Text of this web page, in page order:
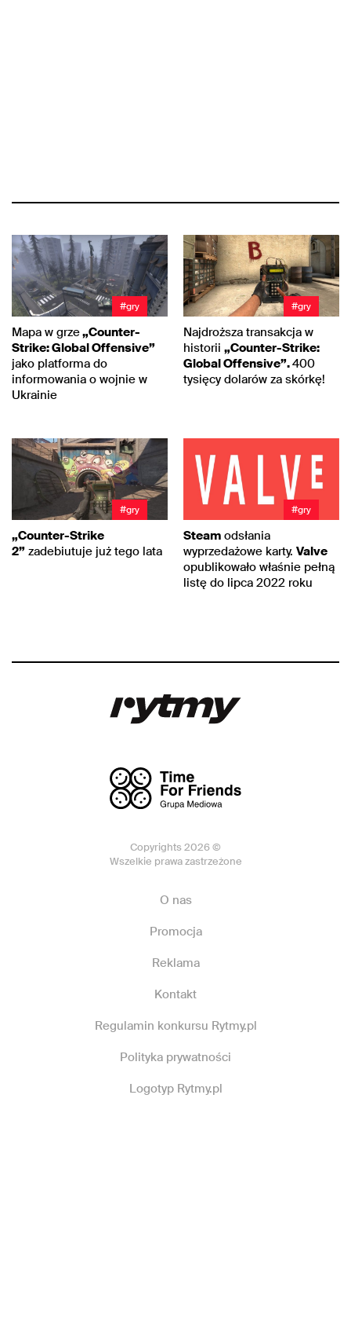
#gry
Mapa w grze„Counter-
Strike: Global Offensive”
jako platforma do
informowania o wojnie w
Ukrainie
#gry
Najdroższa transakcja w
historii „Counter-Strike:
Global Offensive”.400
tysięcy dolarów za skórkę!
#gry
„Counter-Strike
2” zadebiutuje już tego lata
#gry
Steam odsłania
wyprzedażowe karty. Valve
opublikowało właśnie pełną
listę do lipca 2022 roku
Copyrights 2026 ©
Wszelkie prawa zastrzeżone
O nas
Promocja
Reklama
Kontakt
Regulamin konkursu Rytmy.pl
Polityka prywatności
Logotyp Rytmy.pl